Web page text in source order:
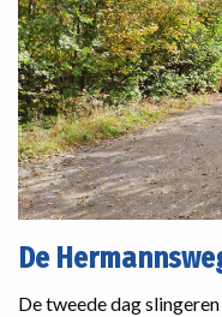
De
De tweede dag